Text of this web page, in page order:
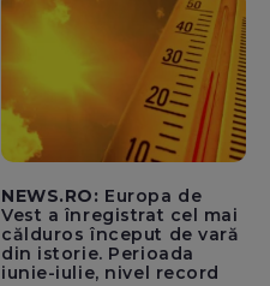
NEWS.RO: Europa de
Vest a înregistrat cel mai
călduros început de vară
din istorie. Perioada
iunie-iulie, nivel record